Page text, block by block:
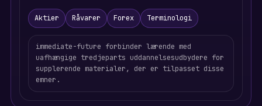
Aktier Råvarer Forex Terminologi
immediate-future forbinder lærende med
uafhængige tredjeparts uddannelsesudbydere for
supplerende materialer, der er tilpasset disse
emner.